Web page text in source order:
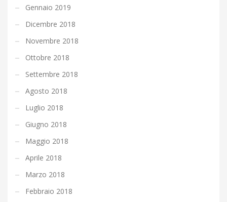
Gennaio 2019
Dicembre 2018
Novembre 2018
Ottobre 2018
Settembre 2018
Agosto 2018
Luglio 2018
Giugno 2018
Maggio 2018
Aprile 2018
Marzo 2018
Febbraio 2018